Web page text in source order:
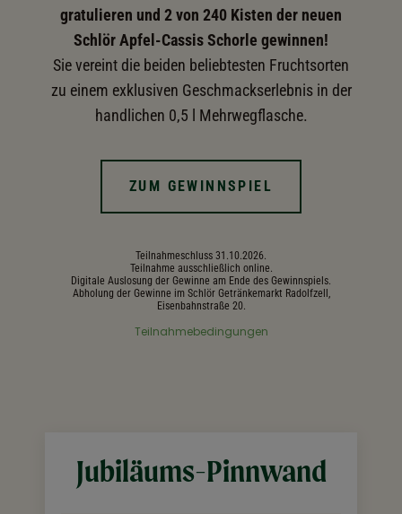
gratulieren und 2 von 240 Kisten der neuen
Schlör Apfel-Cassis Schorle gewinnen!
Sie vereint die beiden beliebtesten Fruchtsorten
zu einem exklusiven Geschmackserlebnis in der
handlichen 0,5 l Mehrwegflasche.
ZUM GEWINNSPIEL
Teilnahmeschluss 31.10.2026.
Teilnahme ausschließlich online.
Digitale Auslosung der Gewinne am Ende des Gewinnspiels.
Abholung der Gewinne im Schlör Getränkemarkt Radolfzell,
Eisenbahnstraße 20.
Teilnahmebedingungen
Jubiläums-Pinnwand